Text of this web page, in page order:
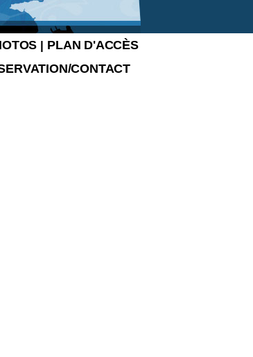
| PLAN D'ACCÈS
CONTACT